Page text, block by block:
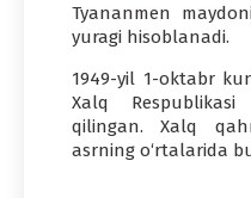
Tyananmen
yuragi hisoblanadi.
1949-yil 1-oktabr
Xalq
qilingan. Xalq
asrning o‘rtalarida